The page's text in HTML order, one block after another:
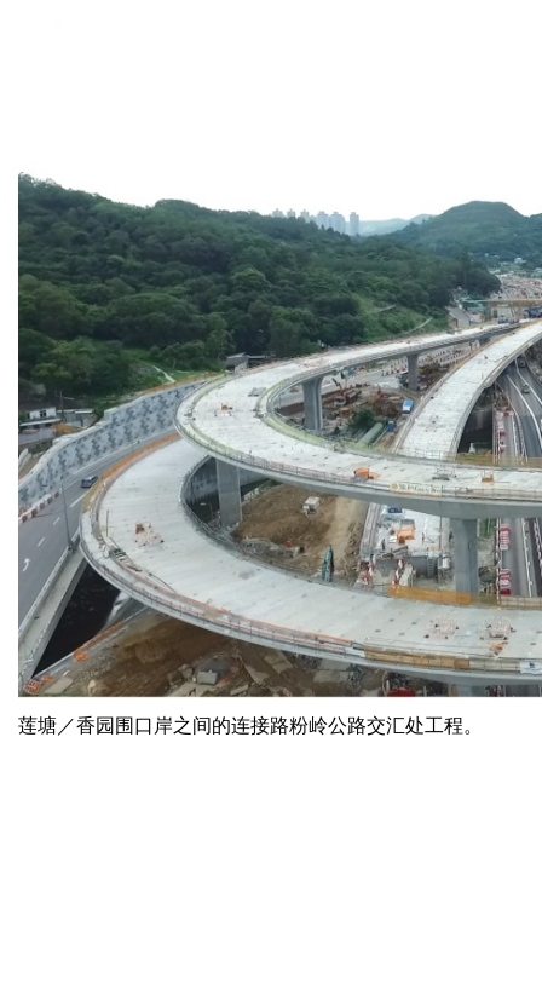
莲塘／香园围口岸之间的连接路粉岭公路交汇处工程。